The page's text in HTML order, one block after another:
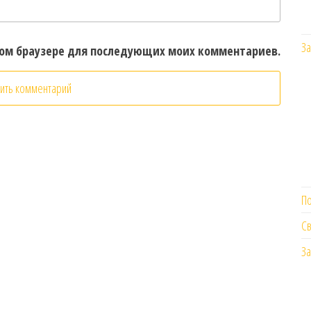
браузере для последующих моих комментариев.